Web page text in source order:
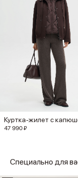
Куртка-жилет с
47 990 ₽
Специально для